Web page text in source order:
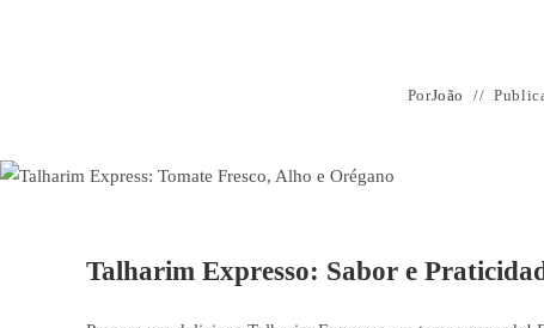
PorJoão
Talharim Expresso: Sabor e